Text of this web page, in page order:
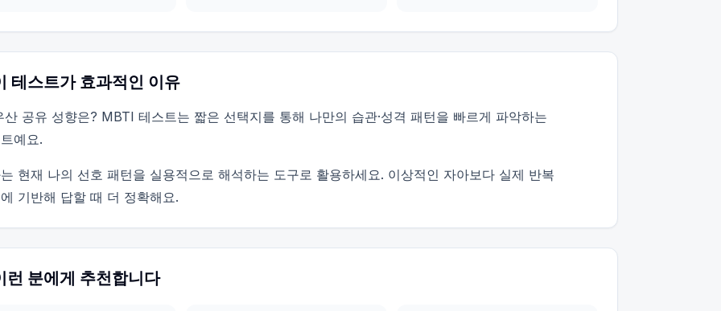
테스트가 효과적인 이유
산 공유 성향은? MBTI 테스트는 짧은 선택지를 통해 나만의 습관·성격 패턴을 빠르게 파악하는
예요.
현재 나의 선호 패턴을 실용적으로 해석하는 도구로 활용하세요. 이상적인 자아보다 실제 반복
기반해 답할 때 더 정확해요.
런 분에게 추천합니다